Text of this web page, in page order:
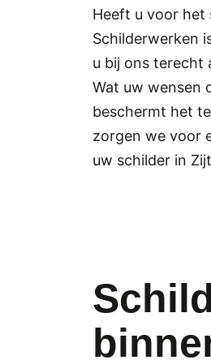
Heeft u voor het
Schilderwerken
u bij ons terecht
Wat uw wensen
beschermt het
zorgen we voor
uw schilder in